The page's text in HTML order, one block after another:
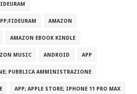
AMAZON
AMAZON EBOOK KINDLE
MUSIC ANDROID APP
PUBBLICA AMMINISTRAZIONE
APP; APPLE STORE; IPHONE 11 PRO MAX